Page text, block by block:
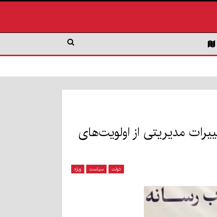
مدیریتی از اولویت‌های
دولت سیاست ویژه